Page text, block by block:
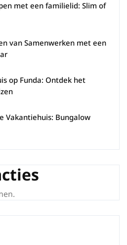
met een familielid: Slim of
van Samenwerken met een
op Funda: Ontdek het
Vakantiehuis: Bungalow